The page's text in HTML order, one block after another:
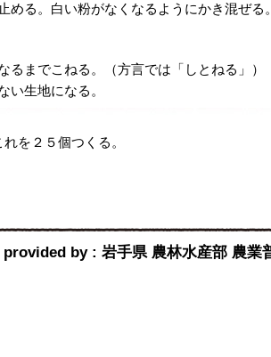
る。白い粉がなくなるようにかき混ぜる。
までこねる。（方言では「しとねる」）
い生地になる。
を２５個つくる。
by : 岩手県 農林水産部 農業